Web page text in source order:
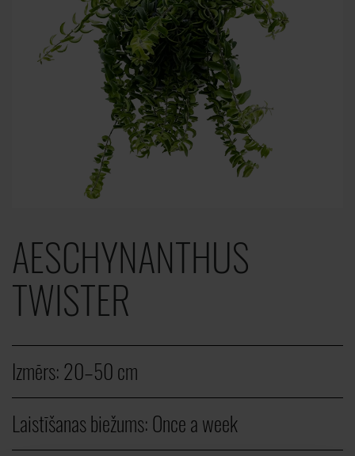
AESCHYNANTHUS
TWISTER
Izmērs:20–50 cm
Laistīšanas biežums:Once a week